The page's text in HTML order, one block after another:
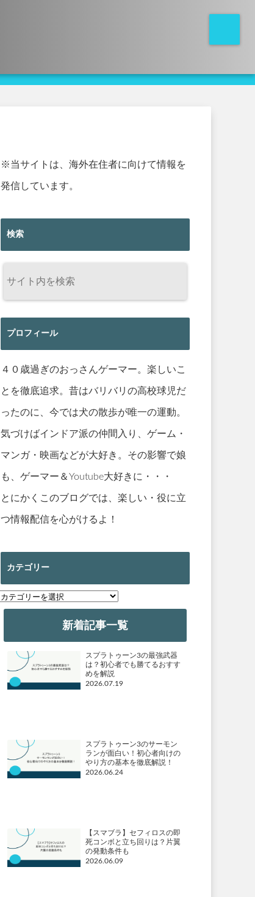
※当サイトは、海外在住者に向けて情報を
発信しています。
検索
プロフィール
４０歳過ぎのおっさんゲーマー。楽しいこ
とを徹底追求。昔はバリバリの高校球児だ
ったのに、今では犬の散歩が唯一の運動。
気づけばインドア派の仲間入り、ゲーム・
マンガ・映画などが大好き。その影響で娘
も、ゲーマー＆Youtube大好きに・・・
とにかくこのブログでは、楽しい・役に立
つ情報配信を心がけるよ！
カテゴリー
カ
テ
新着記事一覧
スプラトゥーン3の最強武器
は？初心者でも勝てるおすす
めを解説
2026.07.19
スプラトゥーン3のサーモン
ランが面白い！初心者向けの
やり方の基本を徹底解説！
2026.06.24
【スマブラ】セフィロスの即
死コンボと立ち回りは？片翼
の発動条件も
2026.06.09